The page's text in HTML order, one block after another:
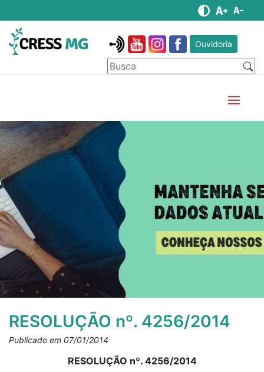
Ouvidoria
RESOLUÇÃO nº. 4256/2014
Publicado em 07/01/2014
RESOLUÇÃO nº. 4256/2014